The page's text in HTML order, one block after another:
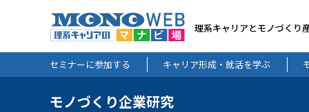
理系キャリアとモノづくり
セミナーに参加する キャリア形成・就活を学ぶ
モノづくり企業研究